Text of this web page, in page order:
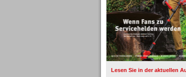
Lesen Sie in der aktuellen
TK- und ACD-Systeme